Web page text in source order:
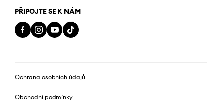
PŘIPOJTE SE K NÁM
Ochrana osobních údajů
Obchodní podmínky